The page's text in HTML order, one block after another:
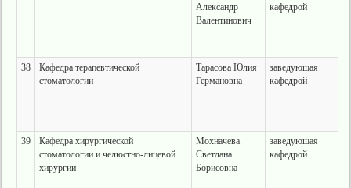
Александр
Валентинович
кафедрой
38
Кафедра терапевтической
стоматологии
Тарасова Юлия
Германовна
заведующая
кафедрой
39
Кафедра хирургической
стоматологии и челюстно-лицевой
хирургии
Мохначева
Светлана
Борисовна
заведующая
кафедрой